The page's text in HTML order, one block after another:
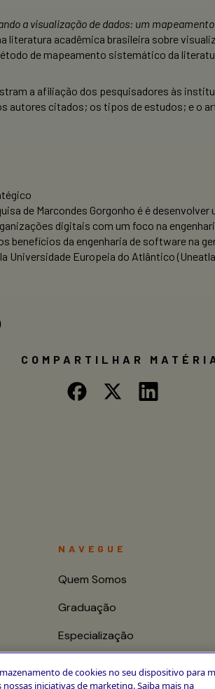
a visualização de dados: um
literatura acadêmica brasileira sobre
de mapeamento sistemático da
a afiliação dos pesquisadores às
autores citados; os tipos de estudos; e o
de Marcondes Gorgonho é é
digitais com um foco na
da engenharia de software na
Universidade Europeia do Atlântico
COMPARTILHAR
NAVEGUE
Quem Somos
Graduação
Especialização
de cookies no seu dispositivo para
iniciativas de marketing. Saiba mais na